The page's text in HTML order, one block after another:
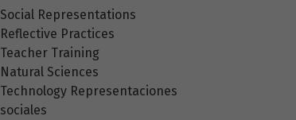
Social Representations
Reflective Practices
Teacher Training
Natural Sciences
Technology Representaciones
sociales